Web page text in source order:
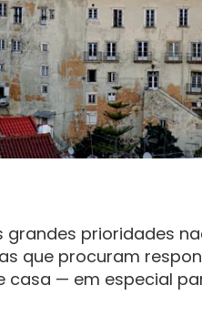
prioridades
que procuram
— em especial